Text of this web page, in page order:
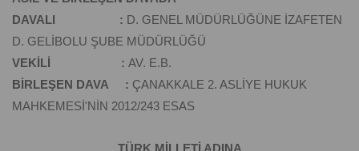
DAVALI : D. GENEL MÜDÜRLÜĞÜNE İZAFETEN
D. GELİBOLU ŞUBE MÜDÜRLÜĞÜ
VEKİLİ : AV. E.B.
BİRLEŞEN DAVA : ÇANAKKALE 2. ASLİYE HUKUK
MAHKEMESİ'NİN 2012/243 ESAS
TÜRK MİLLETİ ADINA